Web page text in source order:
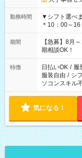
勤務時間
▼シフト選べ
＊10：00～
11：00～19
期間
【急募】8月
期相談OK！
特徴 日払いOK / 履
服装自由 / シ
ソコンスキル
気になる！